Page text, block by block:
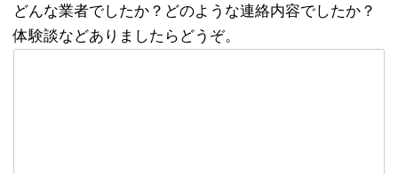
どんな業者でしたか？どのような連絡内容でしたか？
体験談などありましたらどうぞ。